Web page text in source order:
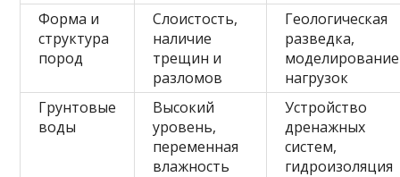
Форма и
структура
пород
Слоистость,
наличие
трещин и
разломов
Геологическая
разведка,
моделирование
нагрузок
Грунтовые
воды
Высокий
уровень,
переменная
влажность
Устройство
дренажных
систем,
гидроизоляция